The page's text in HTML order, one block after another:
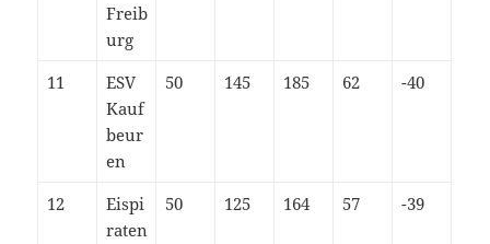
Freib
urg
11
ESV
Kauf
beur
en
50 145 185 62 -40
12
Eispi
raten
50 125 164 57 -39